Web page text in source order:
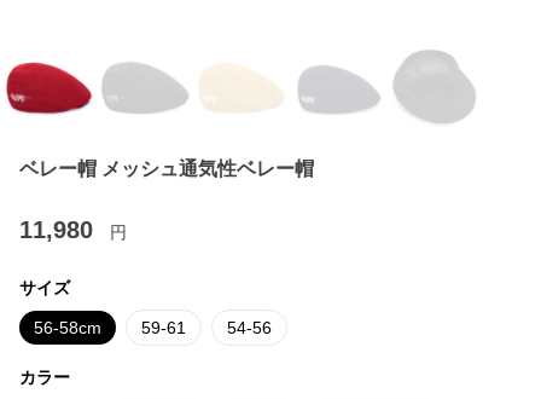
ベレー帽 メッシュ通気性ベレー帽
11,980 円
サイズ
56-58cm 59-61 54-56
カラー